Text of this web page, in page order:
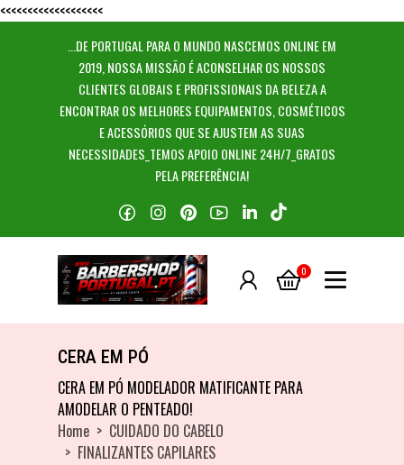
<<<<<<<<<<<<<<<<<<<
...DE PORTUGAL PARA O MUNDO NASCEMOS ONLINE EM
2019, NOSSA MISSÃO É ACONSELHAR OS NOSSOS
CLIENTES GLOBAIS E PROFISSIONAIS DA BELEZA A
ENCONTRAR OS MELHORES EQUIPAMENTOS, COSMÉTICOS
E ACESSÓRIOS QUE SE AJUSTEM AS SUAS
NECESSIDADES_TEMOS APOIO ONLINE 24H/7_GRATOS
PELA PREFERÊNCIA!
0
CERA EM PÓ
CERA EM PÓ
CERA EM PÓ MODELADOR MATIFICANTE PARA
AMODELAR O PENTEADO!
Home
CUIDADO DO CABELO
FINALIZANTES CAPILARES